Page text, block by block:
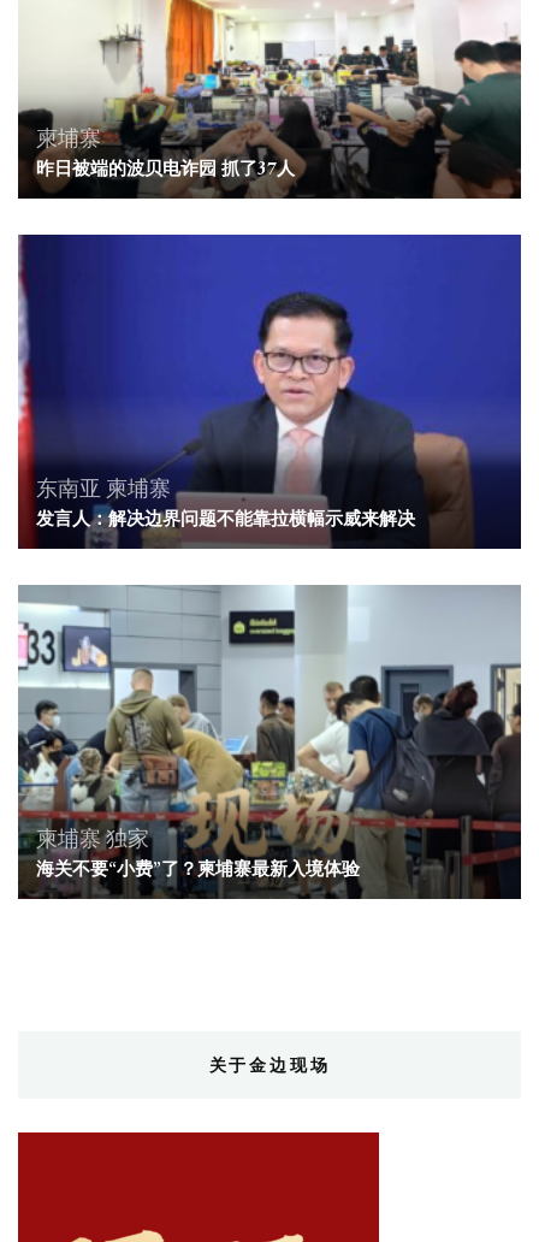
柬埔寨
昨日被端的波贝电诈园 抓了37人
东南亚 柬埔寨
发言人：解决边界问题不能靠拉横幅示威来解决
柬埔寨独家
海关不要“小费”了？柬埔寨最新入境体验
关于金边现场